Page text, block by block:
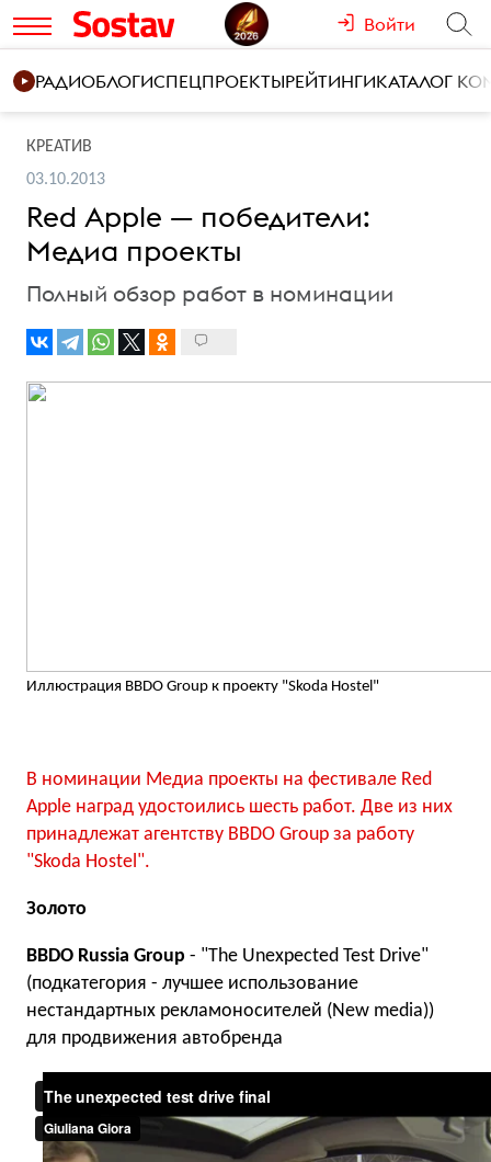
Войти
РАДИОБЛОГИСПЕЦПРОЕКТЫРЕЙТИНГИКАТАЛОГ
КРЕАТИВ
03.10.2013
Red Apple — победители:
Медиа проекты
Полный обзор работ в номинации
Иллюстрация BBDO Group к проекту "Skoda Hostel"
В номинации Медиа проекты на фестивале Red
Apple наград удостоились шесть работ. Две из них
принадлежат агентству BBDO Group за работу
"Skoda Hostel".
Золото
BBDO Russia Group - "The Unexpected Test Drive"
(подкатегория - лучшее использование
нестандартных рекламоносителей (New media))
для продвижения автобренда